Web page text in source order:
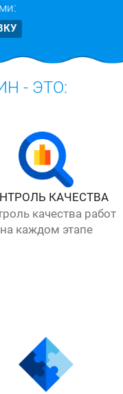
- ЭТО:
КАЧЕСТВА
качества работ
на каждом этапе